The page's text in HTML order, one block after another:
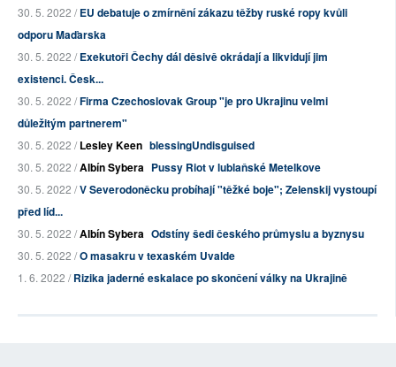
30. 5. 2022 /EU debatuje o zmírnění zákazu těžby ruské ropy kvůli
odporu Maďarska
30. 5. 2022 /Exekutoři Čechy dál děsivě okrádají a likvidují jim
existenci. Česk...
30. 5. 2022 /Firma Czechoslovak Group "je pro Ukrajinu velmi
důležitým partnerem"
30. 5. 2022 /Lesley Keen blessingUndisguised
30. 5. 2022 /Albín Sybera Pussy Riot v lublaňské Metelkove
30. 5. 2022 /V Severodoněcku probíhají "těžké boje"; Zelenskij vystoupí
před líd...
30. 5. 2022 /Albín Sybera Odstíny šedi českého průmyslu a byznysu
30. 5. 2022 /O masakru v texaském Uvalde
1. 6. 2022 /Rizika jaderné eskalace po skončení války na Ukrajině